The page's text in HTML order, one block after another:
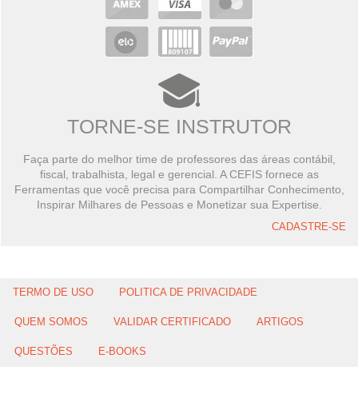
TORNE-SE INSTRUTOR
Faça parte do melhor time de professores das áreas contábil,
fiscal, trabalhista, legal e gerencial. A CEFIS fornece as
Ferramentas que você precisa para Compartilhar Conhecimento,
Inspirar Milhares de Pessoas e Monetizar sua Expertise.
CADASTRE-SE
TERMO DE USO POLITICA DE PRIVACIDADE
QUEM SOMOS VALIDAR CERTIFICADO ARTIGOS
QUESTÕES E-BOOKS